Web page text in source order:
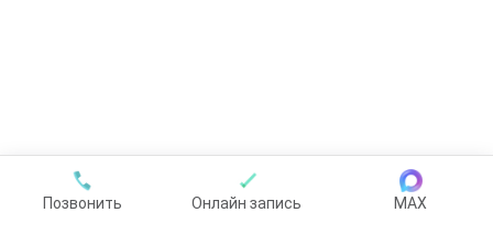
Позвонить Онлайн запись MAX